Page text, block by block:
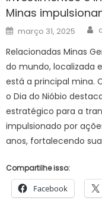
Minas
Posted
on
março 31, 2025
Relacionadas Minas
do mundo, localizada
está a principal mina.
o Dia do Nióbio
estratégico para a
impulsionado por
anos, fortalecendo
Compartilhe isso:
Facebook